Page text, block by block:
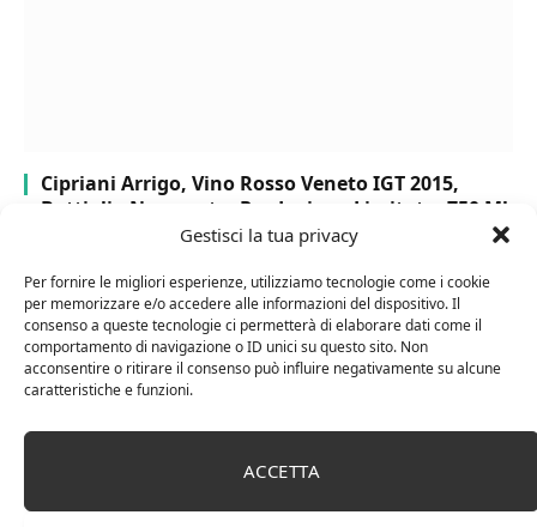
Gestisci la tua privacy
Per fornire le migliori esperienze, utilizziamo tecnologie come i cookie
per memorizzare e/o accedere alle informazioni del dispositivo. Il
consenso a queste tecnologie ci permetterà di elaborare dati come il
comportamento di navigazione o ID unici su questo sito. Non
acconsentire o ritirare il consenso può influire negativamente su alcune
caratteristiche e funzioni.
ACCETTA
Cipriani Arrigo, Vino Rosso Veneto IGT 2015,
Bottiglia Numerata, Produzione Limitata, 750 Ml